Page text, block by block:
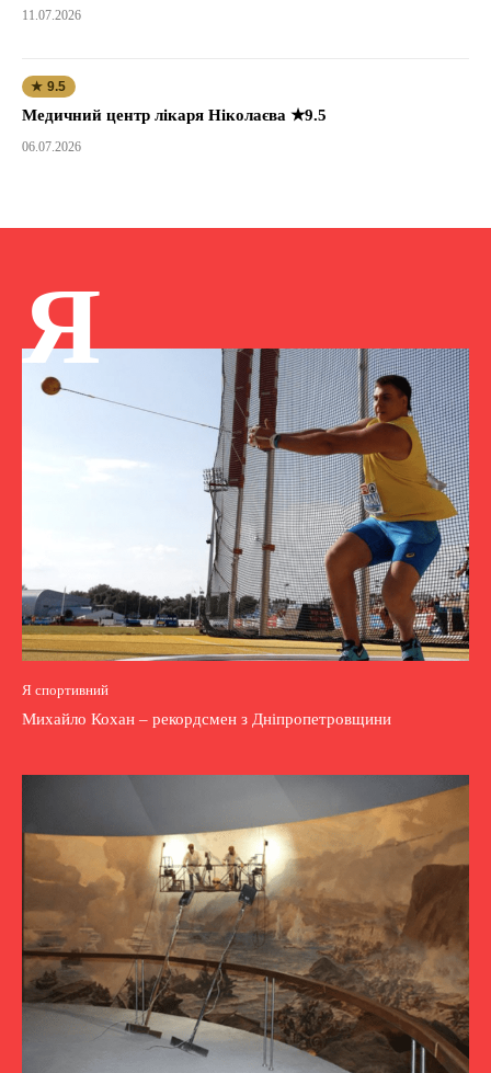
11.07.2026
★ 9.5
Медичний центр лікаря Ніколаєва ★9.5
06.07.2026
Я
Я спортивний
Михайло Кохан – рекордсмен з Дніпропетровщини